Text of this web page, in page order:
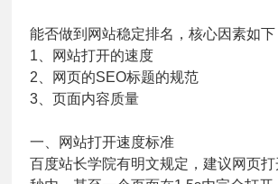
能否做到网站稳定排名，核心因素如下
1、网站打开的速度
2、网页的SEO标题的规范
3、页面内容质量
一、网站打开速度标准
百度站长学院有明文规定，建议网页